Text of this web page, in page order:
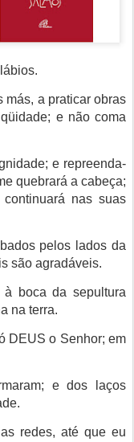
más, a praticar obras
e não coma
e repreenda-
quebrará a cabeça;
nas suas
pelos lados da
são agradáveis.
boca da sepultura
na terra.
DEUS o Senhor; em
e dos laços
redes, até que eu